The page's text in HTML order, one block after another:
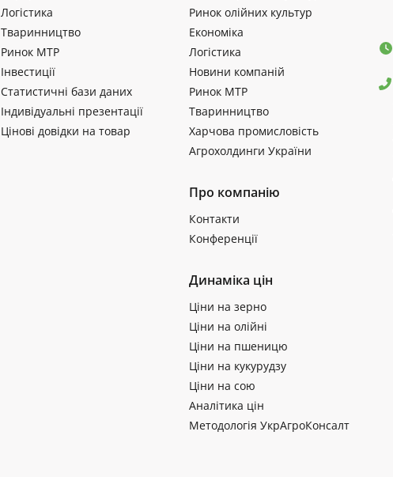
Логістика
Тваринництво
Ринок МТР
Інвестиції
Статистичні бази даних
Індивідуальні презентації
Цінові довідки на товар
Ринок олійних культур
Економіка
Логістика
Новини компаній
Ринок МТР
Тваринництво
Харчова промисловість
Агрохолдинги України
Про компанію
Контакти
Конференції
Динаміка цін
Ціни на зерно
Ціни на олійні
Ціни на пшеницю
Ціни на кукурудзу
Ціни на сою
Аналітика цін
Методологія УкрАгроКонсалт